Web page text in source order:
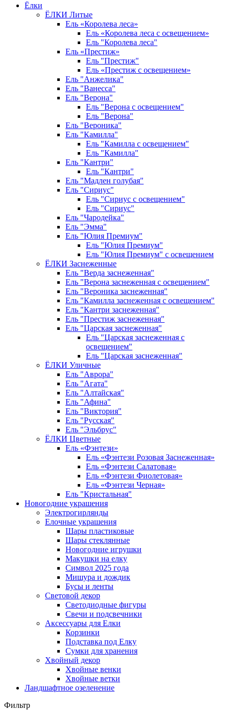
Ёлки
ЁЛКИ Литые
Ель «Королева леса»
Ель «Королева леса с освещением»
Ель "Королева леса"
Ель «Престиж»
Ель "Престиж"
Ель «Престиж с освещением»
Ель "Анжелика"
Ель "Ванесса"
Ель "Верона"
Ель "Верона с освещением"
Ель "Верона"
Ель "Вероника"
Ель "Камилла"
Ель "Камилла с освещением"
Ель "Камилла"
Ель "Кантри"
Ель "Кантри"
Ель "Мадлен голубая"
Ель "Сириус"
Ель "Сириус с освещением"
Ель "Сириус"
Ель "Чародейка"
Ель "Эмма"
Ель "Юлия Премиум"
Ель "Юлия Премиум"
Ель "Юлия Премиум" с освещением
ЁЛКИ Заснеженные
Ель "Верда заснеженная"
Ель "Верона заснеженная с освещением"
Ель "Вероника заснеженная"
Ель "Камилла заснеженная с освещением"
Ель "Кантри заснеженная"
Ель "Престиж заснеженная"
Ель "Царская заснеженная"
Ель "Царская заснеженная с
освещением"
Ель "Царская заснеженная"
ЁЛКИ Уличные
Ель "Аврора"
Ель "Агата"
Ель "Алтайская"
Ель "Афина"
Ель "Виктория"
Ель "Русская"
Ель "Эльбрус"
ЁЛКИ Цветные
Ель «Фэнтези»
Ель «Фэнтези Розовая Заснеженная»
Ель «Фэнтези Салатовая»
Ель «Фэнтези Фиолетовая»
Ель «Фэнтези Черная»
Ель "Кристальная"
Новогодние украшения
Электрогирлянды
Елочные украшения
Шары пластиковые
Шары стеклянные
Новогодние игрушки
Макушки на елку
Символ 2025 года
Мишура и дождик
Бусы и ленты
Световой декор
Светодиодные фигуры
Свечи и подсвечники
Аксессуары для Елки
Корзинки
Подставка под Елку
Сумки для хранения
Хвойный декор
Хвойные венки
Хвойные ветки
Ландшафтное озеленение
Фильтр